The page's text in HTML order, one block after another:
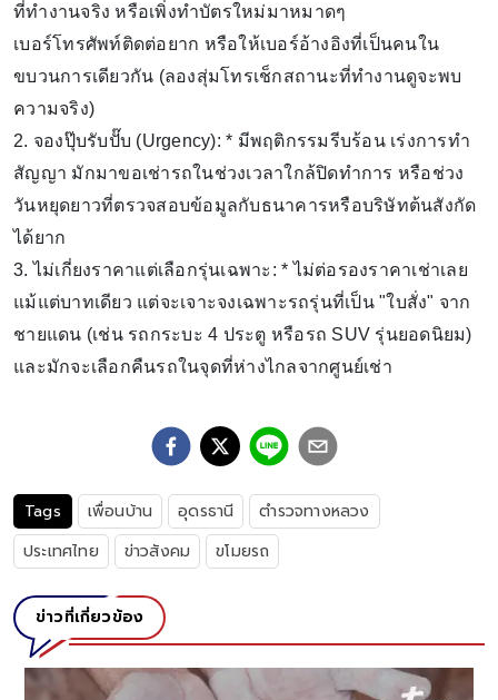
ที่ทำงานจริง หรือเพิ่งทำบัตรใหม่มาหมาดๆ
เบอร์โทรศัพท์ติดต่อยาก หรือให้เบอร์อ้างอิงที่เป็นคนใน
ขบวนการเดียวกัน (ลองสุ่มโทรเช็กสถานะที่ทำงานดูจะพบ
ความจริง)
2. จองปุ๊บรับปั๊บ (Urgency): * มีพฤติกรรมรีบร้อน เร่งการทำ
สัญญา มักมาขอเช่ารถในช่วงเวลาใกล้ปิดทำการ หรือช่วง
วันหยุดยาวที่ตรวจสอบข้อมูลกับธนาคารหรือบริษัทต้นสังกัด
ได้ยาก
3. ไม่เกี่ยงราคาแต่เลือกรุ่นเฉพาะ: * ไม่ต่อรองราคาเช่าเลย
แม้แต่บาทเดียว แต่จะเจาะจงเฉพาะรถรุ่นที่เป็น "ใบสั่ง" จาก
ชายแดน (เช่น รถกระบะ 4 ประตู หรือรถ SUV รุ่นยอดนิยม)
และมักจะเลือกคืนรถในจุดที่ห่างไกลจากศูนย์เช่า
Tags เพื่อนบ้าน อุดรธานี
ตำรวจทางหลวง
ประเทศไทย
ข่าวสังคม ขโมยรถ
ข่าวที่เกี่ยวข้อง